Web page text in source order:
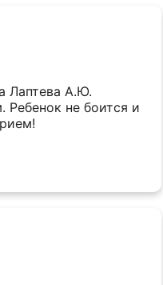
Лаптева А.Ю.
Ребенок не боится и